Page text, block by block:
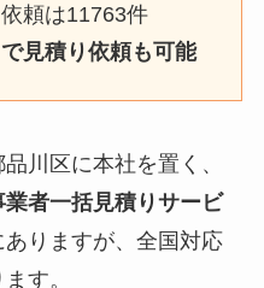
頼は11763件
見積り依頼も可能
川区に本社を置く、
者一括見積りサービ
りますが、全国対応
す。